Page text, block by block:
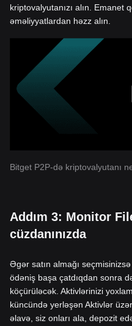
kriptovalyutanızı alın. Emanet
əməliyyatlardan həzz alın.
Bitget P2P-də kriptovalyutanı
Addım 3: Monitor
cüzdanınızda
Əgər satın almağı
ödəniş başa çatdıqdan sonra
köçürüləcək. Aktivlərinizi
küncündə yerləşən Aktivlər
əlavə, siz onları ala, depozit